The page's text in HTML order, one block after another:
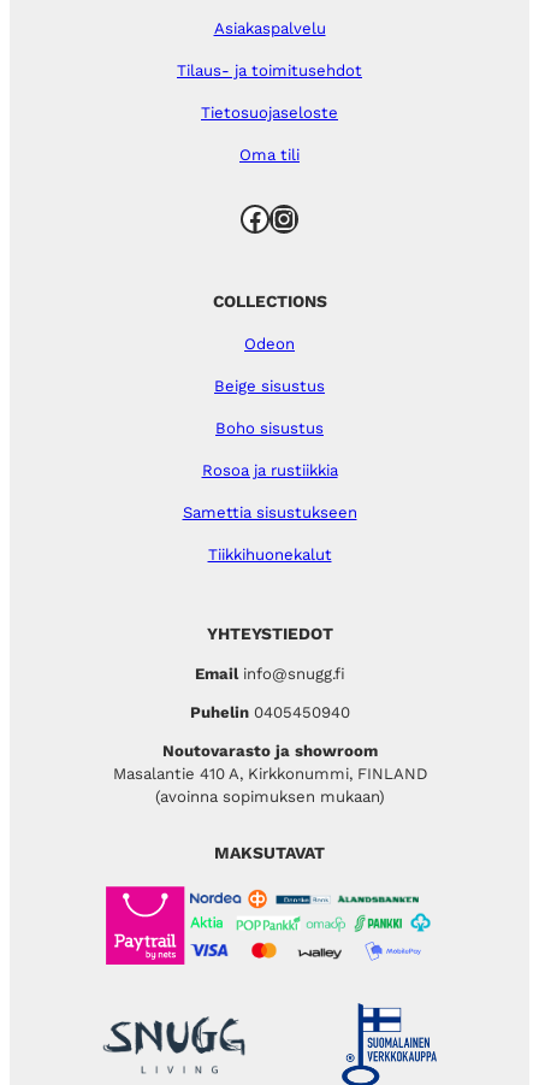
Asiakaspalvelu
Tilaus- ja toimitusehdot
Tietosuojaseloste
Oma tili
Facebook Instagram
YHTEYSTIEDOT
Emailinfo@snugg.fi
Puhelin 0405450940
Noutovarasto ja showroom
Masalantie 410 A, Kirkkonummi, FINLAND
(avoinna sopimuksen mukaan)
COLLECTIONS
Odeon
Beige sisustus
Boho sisustus
Rosoa ja rustiikkia
Samettia sisustukseen
Tiikkihuonekalut
MAKSUTAVAT